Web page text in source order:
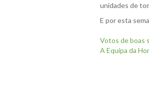
unidades de
E por esta
Votos de boas
A Equipa da